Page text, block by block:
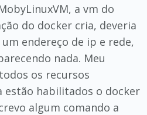
a vm do
do docker cria, deveria
endereço de ip e rede,
nada. Meu
os recursos
estão habilitados o docker
algum comando a